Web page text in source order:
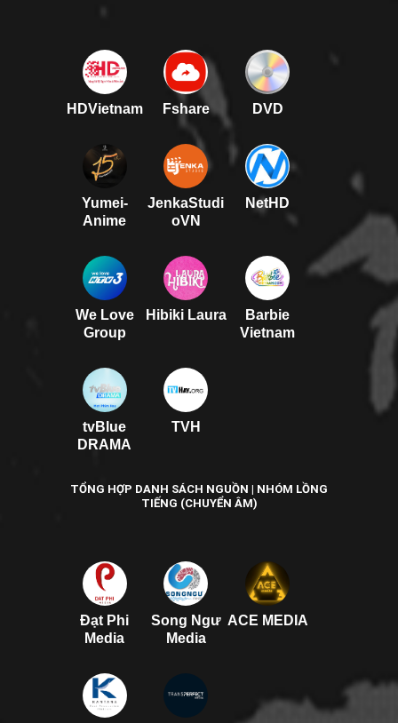
HDVietnam Fshare DVD
Yumei-
Anime
JenkaStudi
oVN
NetHD
We Love
Group
Hibiki Laura
Barbie
Vietnam
tvBlue
DRAMA
TVH
TỔNG HỢP DANH SÁCH NGUỒN | NHÓM LỒNG
TIẾNG (CHUYỂN ÂM)
Đạt Phi
Media
Song Ngư
Media
ACE MEDIA